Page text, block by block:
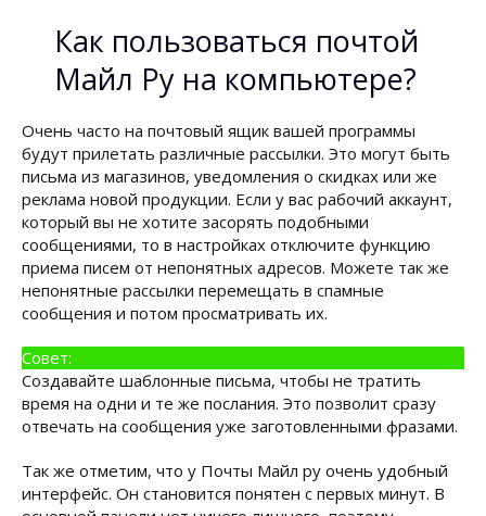
Как пользоваться почтой
Майл Ру на компьютере?
Очень часто на почтовый ящик вашей программы
будут прилетать различные рассылки. Это могут быть
письма из магазинов, уведомления о скидках или же
реклама новой продукции. Если у вас рабочий аккаунт,
который вы не хотите засорять подобными
сообщениями, то в настройках отключите функцию
приема писем от непонятных адресов. Можете так же
непонятные рассылки перемещать в спамные
сообщения и потом просматривать их.
Совет:
Создавайте шаблонные письма, чтобы не тратить
время на одни и те же послания. Это позволит сразу
отвечать на сообщения уже заготовленными фразами.
Так же отметим, что у Почты Майл ру очень удобный
интерфейс. Он становится понятен с первых минут. В